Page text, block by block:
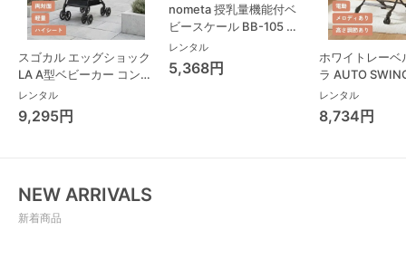
スゴカル エッグショック
LA A型ベビーカー コンビ
(Combi)
レンタル
9,295円
nometa 授乳量機能付ベ
ビースケール BB-105 タ
ニタ(TANITA) ベビースケ
ール・体重計
レンタル
5,368円
ホワイトレーベ
ラ AUTO
Long スリープ
コンビ(Combi)
チェア・ベビー
レンタル
8,734円
NEW ARRIVALS
新着商品